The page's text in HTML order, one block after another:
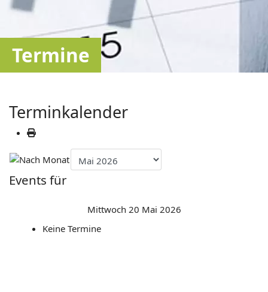
Termine
Terminkalender
Events für
Mittwoch 20 Mai 2026
Keine Termine